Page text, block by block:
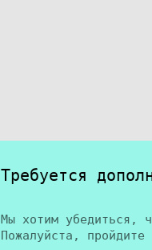
Требуется
Мы хотим убедиться,
Пожалуйста,